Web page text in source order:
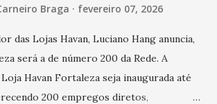
Braga fevereiro 07, 2026
das Lojas Havan, Luciano Hang anuncia,
será a de número 200 da Rede. A
Havan Fortaleza seja inaugurada até
200 empregos diretos,